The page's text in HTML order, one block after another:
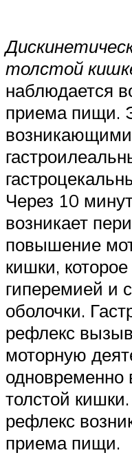
толстой
наблюдается
приема пищи.
Через 10
возникает
повышение
кишки,
гиперемией и
оболочки.
рефлекс
моторную
одновременно
толстой
рефлекс
приема пищи.